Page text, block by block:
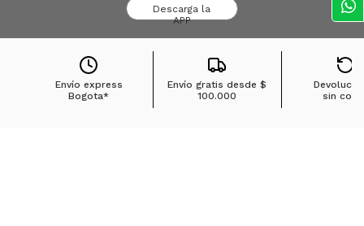
Descarga la
APP
Envío express
Bogota*
Envío gratis desde$
100.000
sin